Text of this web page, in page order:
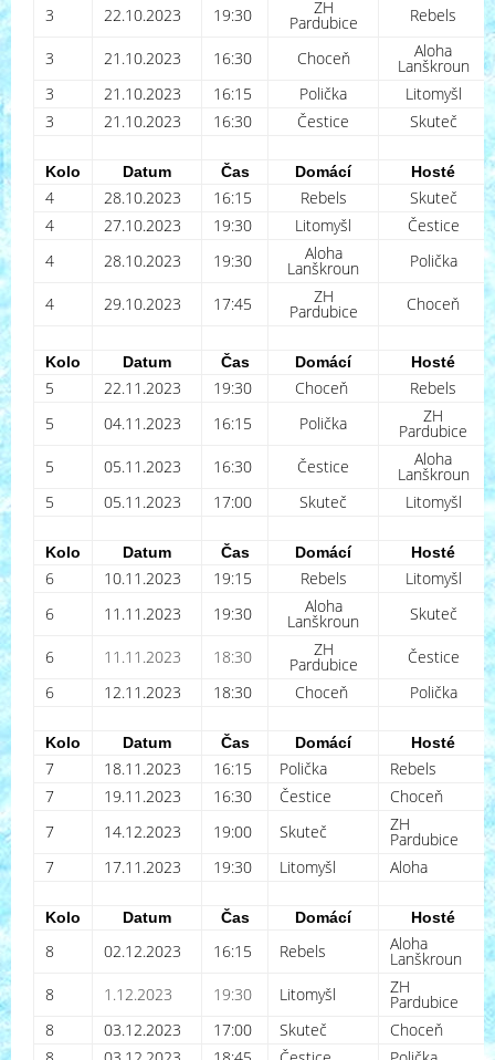
3 22.10.2023 19:30 ZH
Pardubice Rebels
3 21.10.2023 16:30 Choceň Aloha
Lanškroun
3
21.10.2023 16:15 Polička
Litomyšl
3
21.10.2023 16:30 Čestice Skuteč
Kolo Datum Čas Domácí Hosté
4 28.10.2023 16:15 Rebels
Skuteč
4
27.10.2023 19:30 Litomyšl
Čestice
4
28.10.2023 19:30 Aloha
Lanškroun Polička
4 29.10.2023 17:45 ZH
Pardubice Choceň
Kolo Datum Čas Domácí Hosté
5 22.11.2023 19:30 Choceň
Rebels
5
04.11.2023 16:15 Polička ZH
Pardubice
5
05.11.2023 16:30 Čestice Aloha
Lanškroun
5
05.11.2023 17:00 Skuteč Litomyšl
Kolo Datum Čas Domácí Hosté
6 10.11.2023 19:15 Rebels
Litomyšl
6
11.11.2023 19:30 Aloha
Lanškroun Skuteč
6 11.11.2023 18:30 ZH
Pardubice
Čestice
6
12.11.2023 18:30 Choceň Polička
Kolo Datum Čas Domácí Hosté
7 18.11.2023 16:15 Polička
Rebels
7
19.11.2023 16:30 Čestice
Choceň
7
14.12.2023 19:00 Skuteč ZH
Pardubice
7
17.11.2023 19:30 Litomyšl Aloha
Kolo Datum Čas Domácí Hosté
8 02.12.2023 16:15 Rebels Aloha
Lanškroun
8
1.12.2023 19:30 Litomyšl ZH
Pardubice
8
03.12.2023 17:00 Skuteč
Choceň